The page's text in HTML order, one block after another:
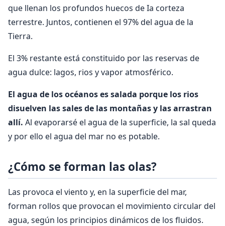
que llenan los profundos huecos de Ia corteza
terrestre. Juntos, contienen el 97% del agua de la
Tierra.
El 3% restante está constituido por las reservas de
agua dulce: lagos, rios y vapor atmosférico.
El agua de los océanos es salada porque los rios
disuelven las sales de las montañas y las arrastran
allí. Al evaporarsé el agua de la superficie, la sal queda
y por ello el agua del mar no es potable.
¿Cómo se forman las olas?
Las provoca el viento y, en la superficie del mar,
forman rollos que provocan el movimiento circular del
agua, según los principios dinámicos de los fluidos.